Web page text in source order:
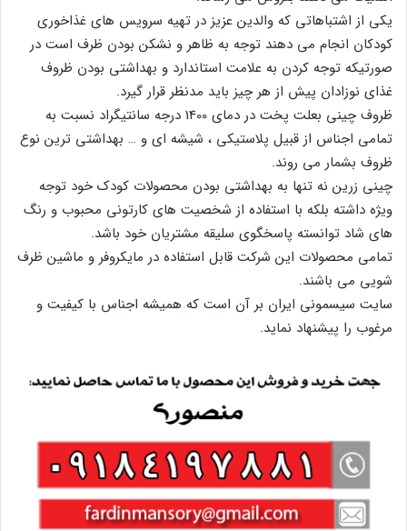
یکی از اشتباهاتی که والدین عزیز در تهیه سرویس های غذاخوری
کودکان انجام می دهند توجه به ظاهر و نشکن بودن ظرف است در
صورتیکه توجه کردن به علامت استاندارد و بهداشتی بودن ظروف
غذای نوزادان پیش از هر چیز باید مدنظر قرار گیرد.
ظروف چینی بعلت پخت در دمای 1400 درجه سانتیگراد نسبت به
تمامی اجناس از قبیل پلاستیکی ، شیشه ای و … بهداشتی ترین نوع
ظروف بشمار می روند.
چینی زرین نه تنها به بهداشتی بودن محصولات کودک خود توجه
ویژه داشته بلکه با استفاده از شخصیت های کارتونی محبوب و رنگ
های شاد توانسته پاسخگوی سلیقه مشتریان خود باشد.
تمامی محصولات این شرکت قابل استفاده در مایکروفر و ماشین ظرف
شویی می باشند.
سایت سیسمونی ایران بر آن است که همیشه اجناس با کیفیت و
مرغوب را پیشنهاد نماید.